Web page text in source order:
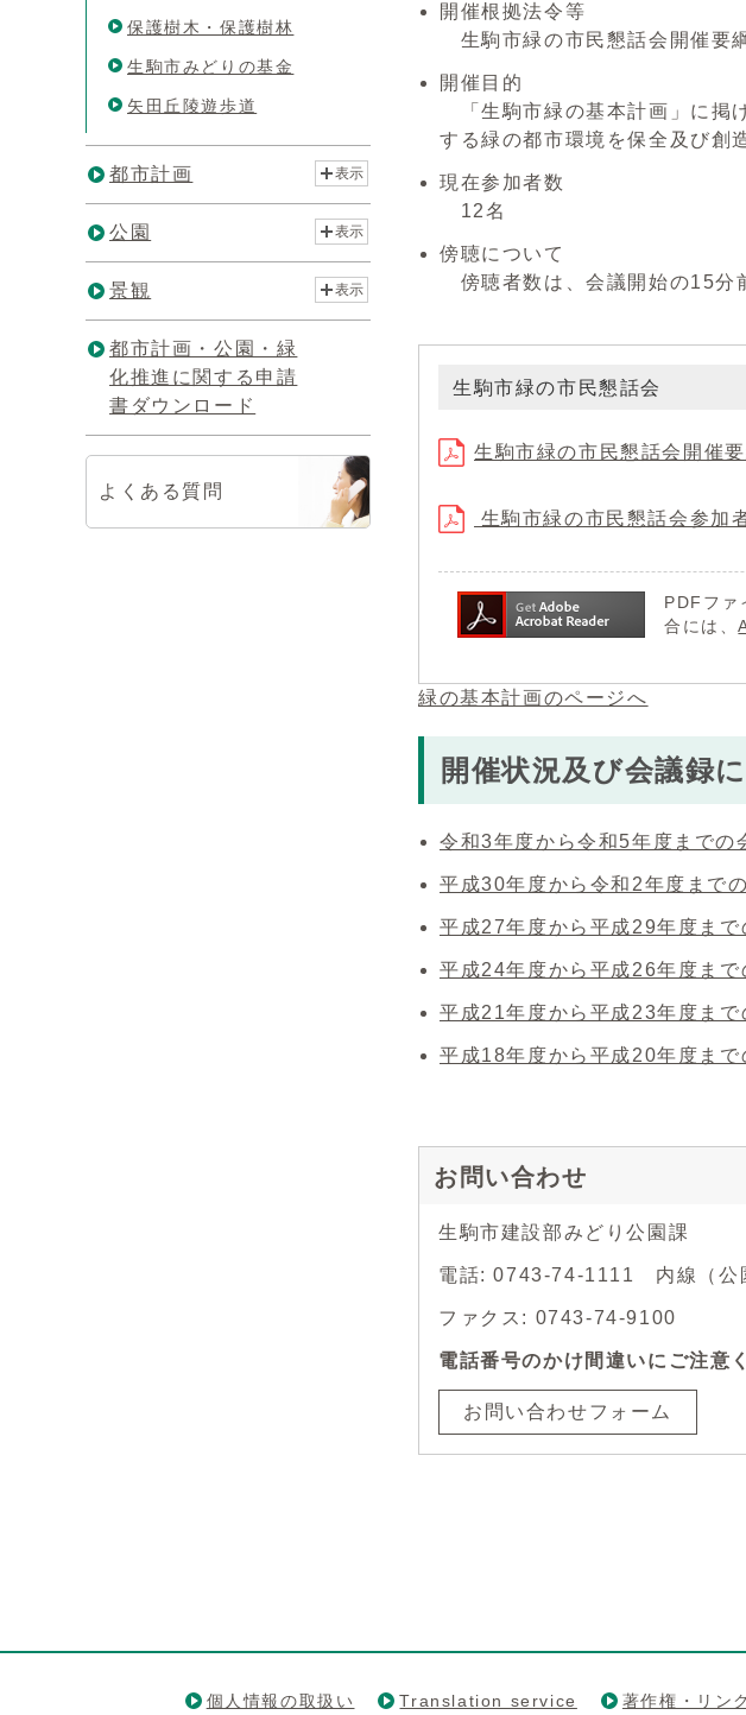
開催根拠法令等
生駒市緑の市民懇話会開催要
開催目的
「生駒市緑の基本計画」に掲
する緑の都市環境を保全及び創
現在参加者数
12名
傍聴について
傍聴者数は、会議開始の15分
生駒市緑の市民懇話会
生駒市緑の市民懇話会開催
生駒市緑の市民懇話会参加
PDFフ
合には、
緑の基本計画のページへ
開催状況及び会議録
令和3年度から令和5年度までの
平成30年度から令和2年度まで
平成27年度から平成29年度まで
平成24年度から平成26年度まで
平成21年度から平成23年度まで
平成18年度から平成20年度まで
お問い合わせ
生駒市建設部みどり公園課
電話: 0743-74-1111 内線（公
ファクス: 0743-74-9100
電話番号のかけ間違いにご注意
お問い合わせフォーム
保護樹木・保護樹林
生駒市みどりの基金
矢田丘陵遊歩道
都市計画 表示
公園 表示
景観 表示
都市計画・公園・緑
化推進に関する申請
書ダウンロード
よくある質問
個人情報の取扱い Translation service 著作権・リン